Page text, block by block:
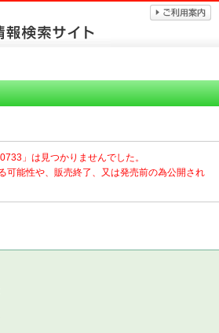
」は見つかりませんでした。
可能性や、販売終了、又は発売前の為公開され